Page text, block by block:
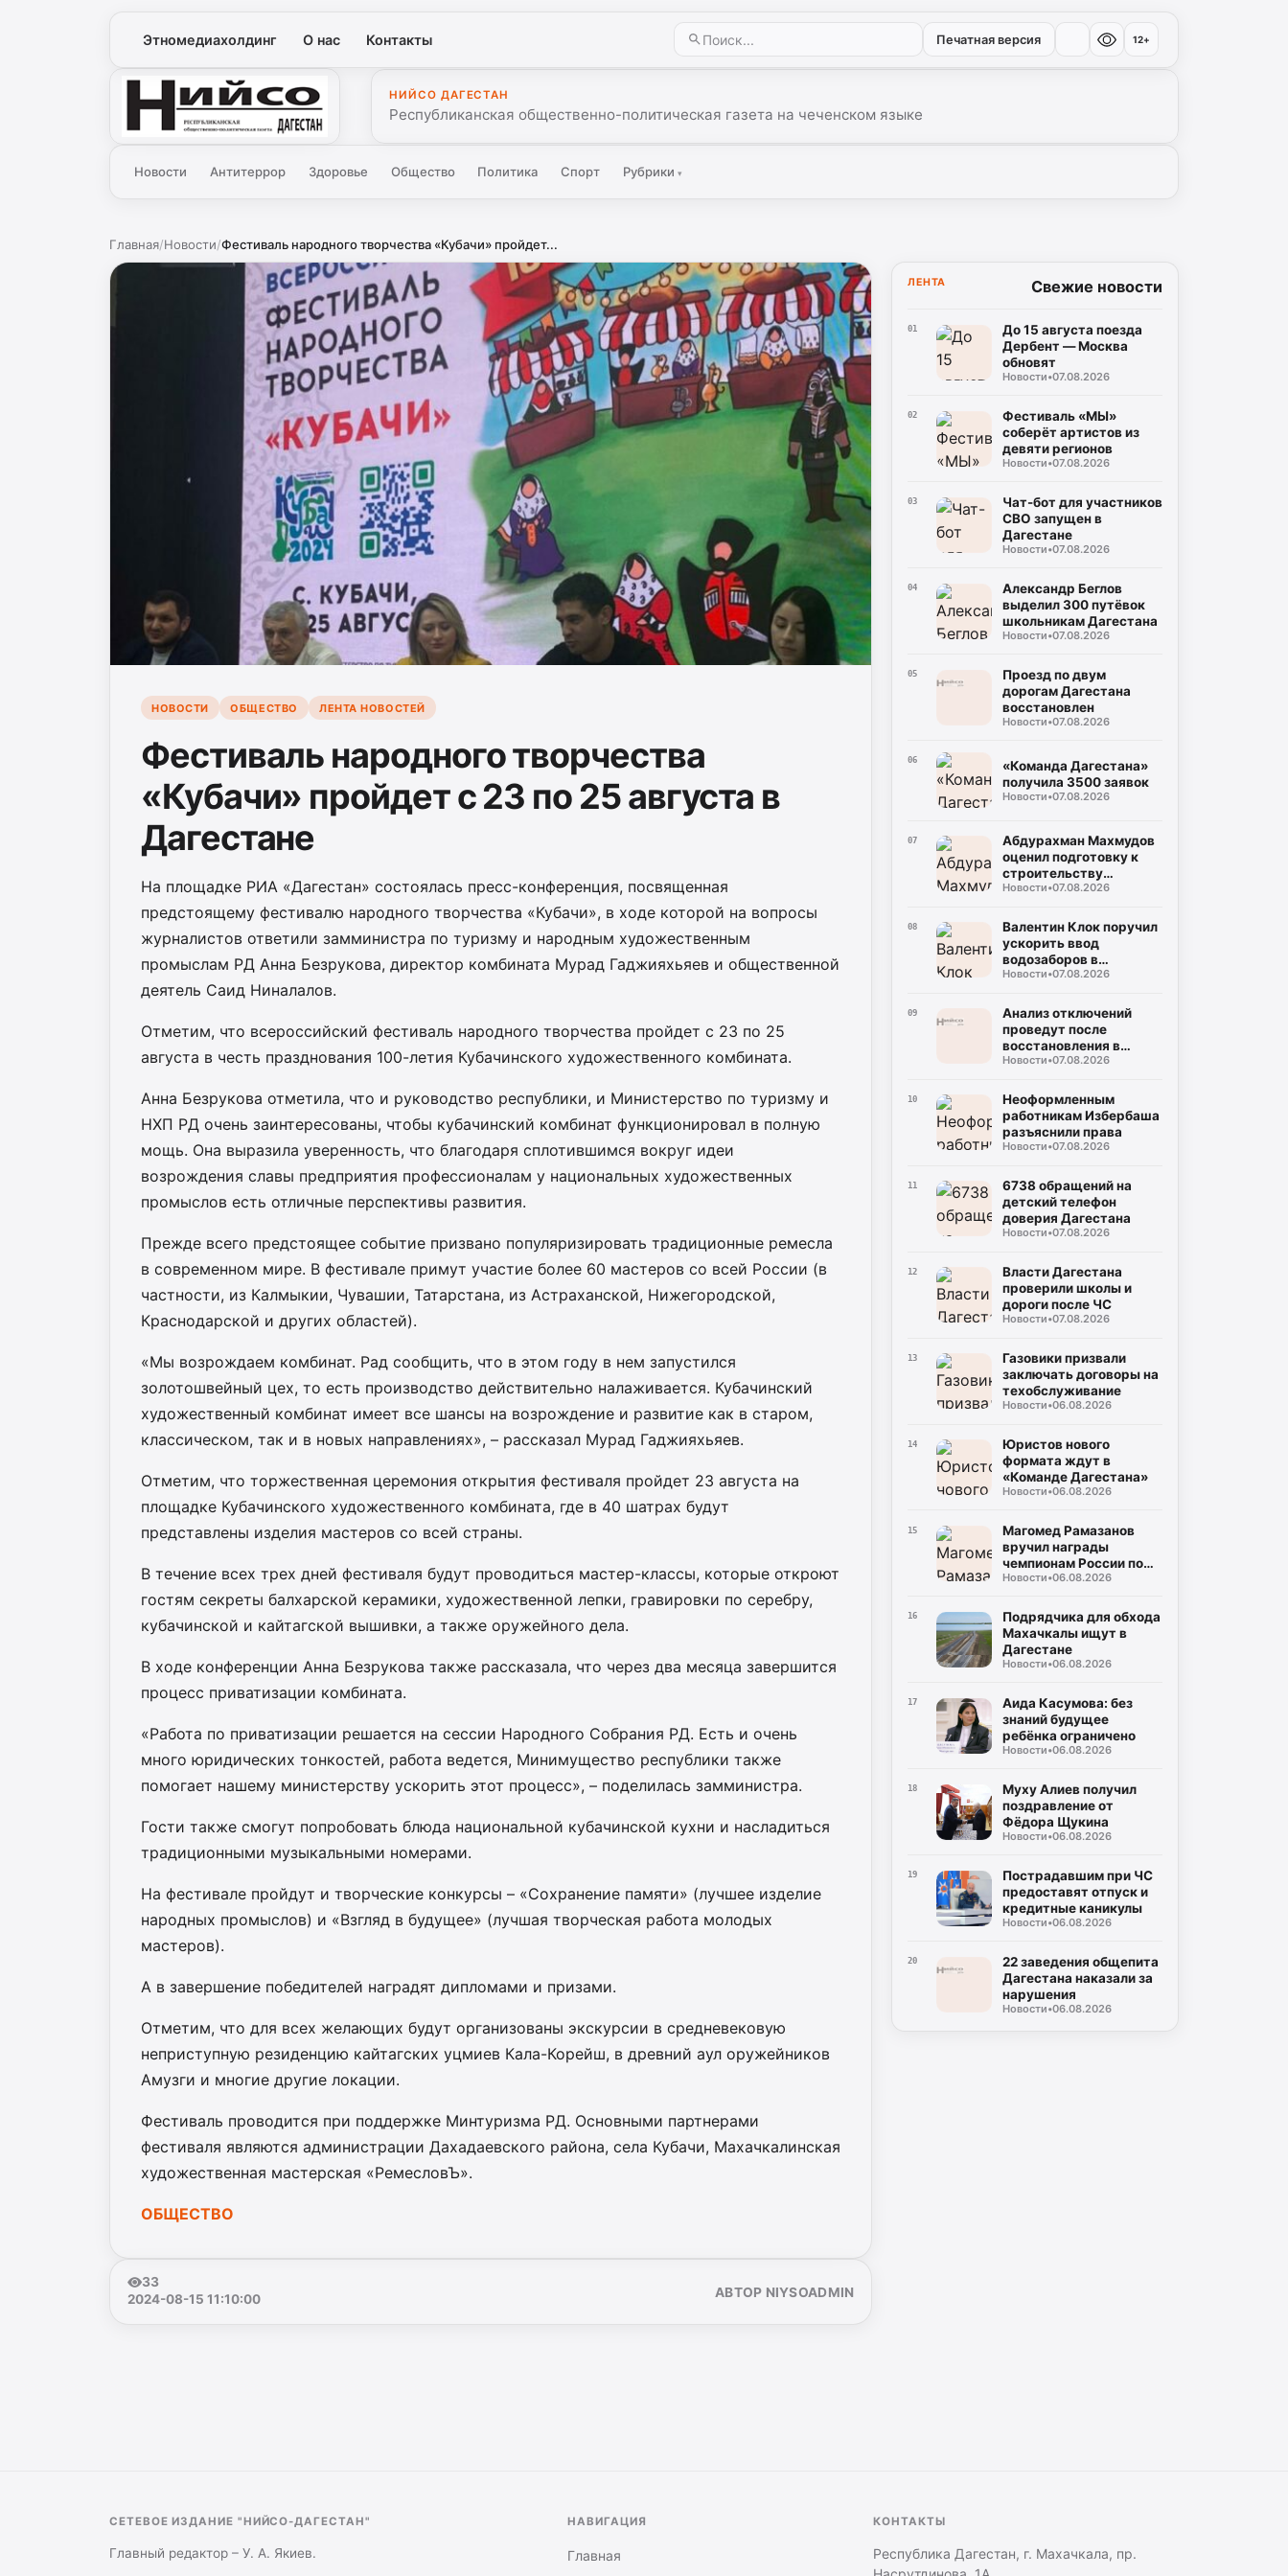
Этномедиахолдинг О нас Контакты Печатная версия 12+
Нийсо
НИЙСО ДАГЕСТАН
Республиканская общественно-политическая газета на чеченском языке
Новости Антитеррор Здоровье Общество Политика Спорт Рубрики ▾
Главная/Новости/Фестиваль народного творчества «Кубачи» пройдет...
НОВОСТИ ОБЩЕСТВО ЛЕНТА НОВОСТЕЙ
Фестиваль народного творчества
«Кубачи» пройдет с 23 по 25 августа в
Дагестане
На площадке РИА «Дагестан» состоялась пресс-конференция, посвященная
предстоящему фестивалю народного творчества «Кубачи», в ходе которой на вопросы
журналистов ответили замминистра по туризму и народным художественным
промыслам РД Анна Безрукова, директор комбината Мурад Гаджияхьяев и общественной
деятель Саид Ниналалов.
Отметим, что всероссийский фестиваль народного творчества пройдет с 23 по 25
августа в честь празднования 100-летия Кубачинского художественного комбината.
Анна Безрукова отметила, что и руководство республики, и Министерство по туризму и
НХП РД очень заинтересованы, чтобы кубачинский комбинат функционировал в полную
мощь. Она выразила уверенность, что благодаря сплотившимся вокруг идеи
возрождения славы предприятия профессионалам у национальных художественных
промыслов есть отличные перспективы развития.
Прежде всего предстоящее событие призвано популяризировать традиционные ремесла
в современном мире. В фестивале примут участие более 60 мастеров со всей России (в
частности, из Калмыкии, Чувашии, Татарстана, из Астраханской, Нижегородской,
Краснодарской и других областей).
«Мы возрождаем комбинат. Рад сообщить, что в этом году в нем запустился
золотошвейный цех, то есть производство действительно налаживается. Кубачинский
художественный комбинат имеет все шансы на возрождение и развитие как в старом,
классическом, так и в новых направлениях», – рассказал Мурад Гаджияхьяев.
Отметим, что торжественная церемония открытия фестиваля пройдет 23 августа на
площадке Кубачинского художественного комбината, где в 40 шатрах будут
представлены изделия мастеров со всей страны.
В течение всех трех дней фестиваля будут проводиться мастер-классы, которые откроют
гостям секреты балхарской керамики, художественной лепки, гравировки по серебру,
кубачинской и кайтагской вышивки, а также оружейного дела.
В ходе конференции Анна Безрукова также рассказала, что через два месяца завершится
процесс приватизации комбината.
«Работа по приватизации решается на сессии Народного Собрания РД. Есть и очень
много юридических тонкостей, работа ведется, Минимущество республики также
помогает нашему министерству ускорить этот процесс», – поделилась замминистра.
Гости также смогут попробовать блюда национальной кубачинской кухни и насладиться
традиционными музыкальными номерами.
На фестивале пройдут и творческие конкурсы – «Сохранение памяти» (лучшее изделие
народных промыслов) и «Взгляд в будущее» (лучшая творческая работа молодых
мастеров).
А в завершение победителей наградят дипломами и призами.
Отметим, что для всех желающих будут организованы экскурсии в средневековую
неприступную резиденцию кайтагских уцмиев Кала-Корейш, в древний аул оружейников
Амузги и многие другие локации.
Фестиваль проводится при поддержке Минтуризма РД. Основными партнерами
фестиваля являются администрации Дахадаевского района, села Кубачи, Махачкалинская
художественная мастерская «РемесловЪ».
ОБЩЕСТВО
33
2024-08-15 11:10:00
АВТОР NIYSOADMIN
ЛЕНТА Свежие новости
01
До 15 августа поезда
Дербент — Москва
обновят
Новости•07.08.2026
02
Фестиваль «МЫ»
соберёт артистов из
девяти регионов
Новости•07.08.2026
03
Чат-бот для участников
СВО запущен в
Дагестане
Новости•07.08.2026
04
Александр Беглов
выделил 300 путёвок
школьникам Дагестана
Новости•07.08.2026
05
Проезд по двум
дорогам Дагестана
восстановлен
Новости•07.08.2026
06
«Команда Дагестана»
получила 3500 заявок
Новости•07.08.2026
07
Абдурахман Махмудов
оценил подготовку к
строительству
поликлиники
Новости•07.08.2026
08
Валентин Клок поручил
ускорить ввод
водозаборов в
Буйнакске
Новости•07.08.2026
09
Анализ отключений
проведут после
восстановления в
Махачкале
Новости•07.08.2026
10
Неоформленным
работникам Избербаша
разъяснили права
Новости•07.08.2026
11
6738 обращений на
детский телефон
доверия Дагестана
Новости•07.08.2026
12
Власти Дагестана
проверили школы и
дороги после ЧС
Новости•07.08.2026
13
Газовики призвали
заключать договоры на
техобслуживание
Новости•06.08.2026
14
Юристов нового
формата ждут в
«Команде Дагестана»
Новости•06.08.2026
15
Магомед Рамазанов
вручил награды
чемпионам России по
борьбе
Новости•06.08.2026
16
Подрядчика для обхода
Махачкалы ищут в
Дагестане
Новости•06.08.2026
17
Аида Касумова: без
знаний будущее
ребёнка ограничено
Новости•06.08.2026
18
Муху Алиев получил
поздравление от
Фёдора Щукина
Новости•06.08.2026
19
Пострадавшим при ЧС
предоставят отпуск и
кредитные каникулы
Новости•06.08.2026
20
22 заведения общепита
Дагестана наказали за
нарушения
Новости•06.08.2026
СЕТЕВОЕ ИЗДАНИЕ "НИЙСО-ДАГЕСТАН"
Главный редактор – У. А. Якиев.
НАВИГАЦИЯ
Главная
КОНТАКТЫ
Республика Дагестан, г. Махачкала, пр.